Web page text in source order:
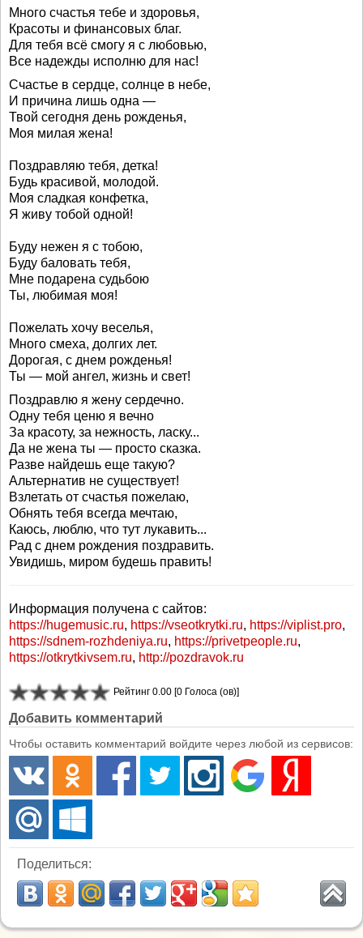
Много счастья тебе и здоровья,
Красоты и финансовых благ.
Для тебя всё смогу я с любовью,
Все надежды исполню для нас!
Счастье в сердце, солнце в небе,
И причина лишь одна —
Твой сегодня день рожденья,
Моя милая жена!
Поздравляю тебя, детка!
Будь красивой, молодой.
Моя сладкая конфетка,
Я живу тобой одной!
Буду нежен я с тобою,
Буду баловать тебя,
Мне подарена судьбою
Ты, любимая моя!
Пожелать хочу веселья,
Много смеха, долгих лет.
Дорогая, с днем рожденья!
Ты — мой ангел, жизнь и свет!
Поздравлю я жену сердечно.
Одну тебя ценю я вечно
За красоту, за нежность, ласку...
Да не жена ты — просто сказка.
Разве найдешь еще такую?
Альтернатив не существует!
Взлетать от счастья пожелаю,
Обнять тебя всегда мечтаю,
Каюсь, люблю, что тут лукавить...
Рад с днем рождения поздравить.
Увидишь, миром будешь править!
Информация получена с сайтов:
https://hugemusic.ru, https://vseotkrytki.ru, https://viplist.pro,
https://sdnem-rozhdeniya.ru, https://privetpeople.ru,
https://otkrytkivsem.ru, http://pozdravok.ru
Рейтинг 0.00 [0 Голоса (ов)]
Добавить комментарий
Чтобы оставить комментарий войдите через любой из сервисов:
Поделиться: